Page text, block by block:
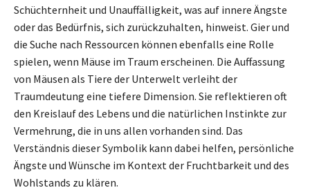
Schüchternheit und Unauffälligkeit, was auf innere Ängste
oder das Bedürfnis, sich zurückzuhalten, hinweist. Gier und
die Suche nach Ressourcen können ebenfalls eine Rolle
spielen, wenn Mäuse im Traum erscheinen. Die Auffassung
von Mäusen als Tiere der Unterwelt verleiht der
Traumdeutung eine tiefere Dimension. Sie reflektieren oft
den Kreislauf des Lebens und die natürlichen Instinkte zur
Vermehrung, die in uns allen vorhanden sind. Das
Verständnis dieser Symbolik kann dabei helfen, persönliche
Ängste und Wünsche im Kontext der Fruchtbarkeit und des
Wohlstands zu klären.